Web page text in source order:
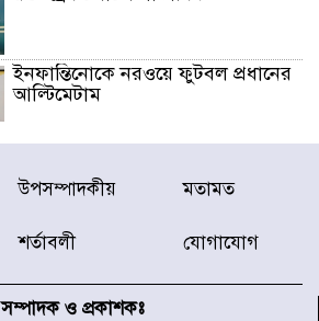
ইনফান্তিনোকে নরওয়ে ফুটবল প্রধানের
আল্টিমেটাম
দেশে ভারি বৃষ্টির সতর্কবার্তা, ১০
জেলায় বন্যার পূর্বাভাস
স্থাপনের উদ্যোগ চান মিয়া ব্যাপারীর
উপসম্পাদকীয় মতামত
শর্তাবলী যোগাযোগ
সম্পাদক ও প্রকাশকঃ